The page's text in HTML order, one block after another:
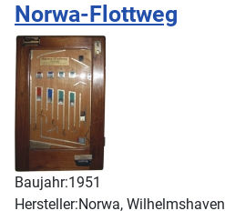
Norwa-Flottweg
Baujahr:1951
Hersteller:Norwa, Wilhelmshaven